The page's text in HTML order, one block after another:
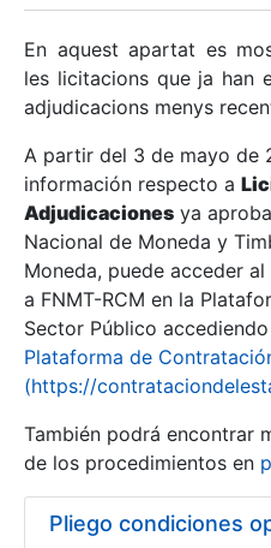
Mostra/Amaga
Mostra/Amaga
Mostra/Amaga
En aquest apartat es
les licitacions que ja han
adjudicacions menys
A partir del 3 de mayo de
información respecto a
Adjudicaciones ya
Nacional de Moneda y
Moneda, puede acceder
a FNMT-RCM en la
Sector Público
Plataforma de
(https://
También podrá encontrar
de los procedimientos en